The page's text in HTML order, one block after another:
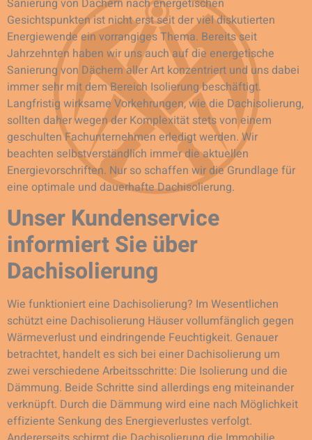
Gesichtspunkten ist nicht erst seit der viel diskutierten
Energiewende ein vorrangiges Thema. Bereits seit
Jahrzehnten haben wir uns auch auf die energetische
Sanierung von Dächern aller Art konzentriert und uns dabei
immer sehr mit dem Bereich Isolierung beschäftigt.
Langfristig wirksame Vorkehrungen, wie die Dachisolierung,
sollten daher wegen der Komplexität stets von einem
geschulten Fachunternehmen erledigt werden. Wir
beachten selbstverständlich immer die aktuellen
Energievorschriften. Nur so schaffen wir die Grundlage für
eine optimale und dauerhafte Dachisolierung.
Unser Kundenservice
informiert Sie über
Dachisolierung
Wie funktioniert eine Dachisolierung? Im Wesentlichen
schützt eine Dachisolierung Häuser vollumfänglich gegen
Wärmeverlust und eindringende Feuchtigkeit. Genauer
betrachtet, handelt es sich bei einer Dachisolierung um
zwei verschiedene Arbeitsschritte: Die Isolierung und die
Dämmung. Beide Schritte sind allerdings eng miteinander
verknüpft. Durch die Dämmung wird eine nach Möglichkeit
effiziente Senkung des Energieverlustes verfolgt.